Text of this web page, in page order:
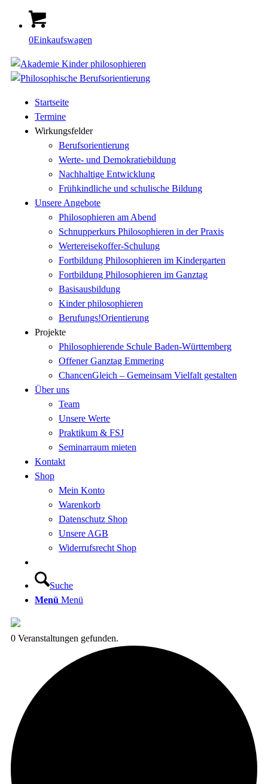
0Einkaufswagen
Startseite
Termine
Wirkungsfelder
Berufsorientierung
Werte- und Demokratiebildung
Nachhaltige Entwicklung
Frühkindliche und schulische Bildung
Unsere Angebote
Philosophieren am Abend
Schnupperkurs Philosophieren in der Praxis
Wertereisekoffer-Schulung
Fortbildung Philosophieren im Kindergarten
Fortbildung Philosophieren im Ganztag
Basisausbildung
Kinder philosophieren
Berufungs!Orientierung
Projekte
Philosophierende Schule Baden-Württemberg
Offener Ganztag Emmering
ChancenGleich – Gemeinsam Vielfalt gestalten
Über uns
Team
Unsere Werte
Praktikum & FSJ
Seminarraum mieten
Kontakt
Shop
Mein Konto
Warenkorb
Datenschutz Shop
Unsere AGB
Widerrufsrecht Shop
Suche
Menü Menü
0 Veranstaltungen gefunden.